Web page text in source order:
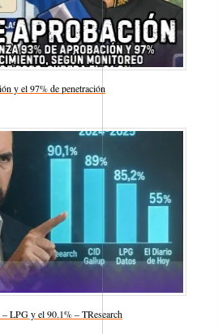
y el 97% de penetración
LPG y el 90.1% – TResearch